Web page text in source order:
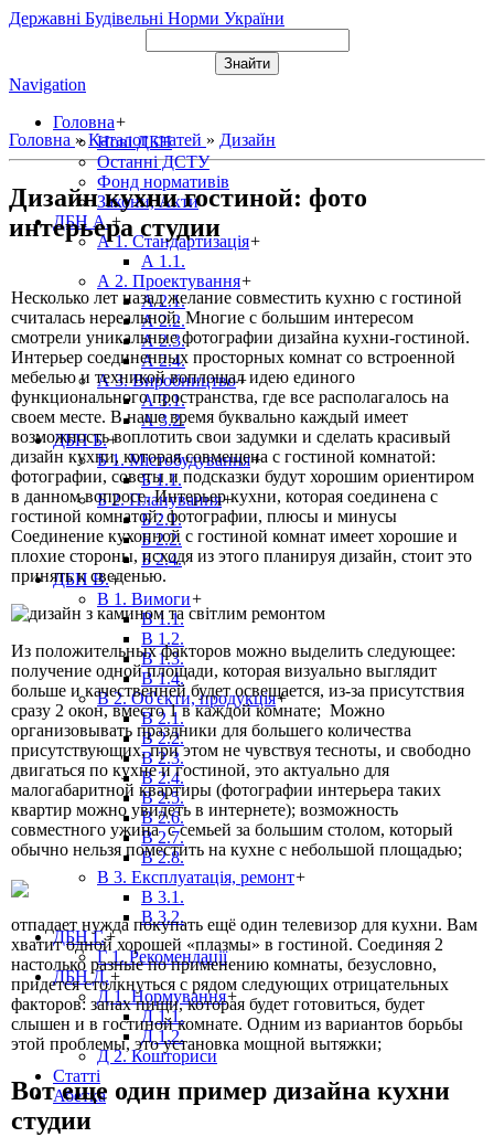
Державні Будівельні Норми України
Navigation
Головна+
Нові ДБН
Останні ДСТУ
Фонд нормативів
Закони, Акти
ДБН А.+
А 1. Стандартизація+
А 1.1.
А 2. Проектування+
А 2.1.
А 2.2.
А 2.3.
А 2.4.
А 3. Виробництво+
А 3.1.
А 3.2.
ДБН Б.+
Б 1. Містобудування+
Б 1.1.
Б 2. Планування+
Б 2.1.
Б 2.2.
Б 2.4.
ДБН В.+
В 1. Вимоги+
В 1.1.
В 1.2.
В 1.3.
В 1.4.
В 2. Об'єкти, продукція+
В 2.1.
В 2.2.
В 2.3.
В 2.4.
В 2.5.
В 2.6.
В 2.7.
В 2.8.
В 3. Експлуатація, ремонт+
В 3.1.
В 3.2.
ДБН Г.+
Г 1. Рекомендації
ДБН Д.+
Д 1. Нормування+
Д 1.1.
Д 1.2.
Д 2. Кошториси
Статті
Абетка
Головна » Каталог статей » Дизайн
Дизайн кухни гостиной: фото
интерьера студии
Несколько лет назад желание совместить кухню с гостиной
считалась нереальной. Многие с большим интересом
смотрели уникальные фотографии дизайна кухни-гостиной.
Интерьер соединенных просторных комнат со встроенной
мебелью и техникой воплощал идею единого
функционального пространства, где все располагалось на
своем месте. В наше время буквально каждый имеет
возможность воплотить свои задумки и сделать красивый
дизайн кухни, которая совмещена с гостиной комнатой:
фотографии, советы и подсказки будут хорошим ориентиром
в данном вопросе. Интерьер кухни, которая соединена с
гостиной комнатой: фотографии, плюсы и минусы
Соединение кухонной с гостиной комнат имеет хорошие и
плохие стороны, исходя из этого планируя дизайн, стоит это
принять к сведенью.
Из положительных факторов можно выделить следующее:
получение одной площади, которая визуально выглядит
больше и качественней будет освещается, из-за присутствия
сразу 2 окон, вместо 1 в каждой комнате; Можно
организовывать праздники для большего количества
присутствующих, при этом не чувствуя тесноты, и свободно
двигаться по кухне и гостиной, это актуально для
малогабаритной квартиры (фотографии интерьера таких
квартир можно увидеть в интернете); возможность
совместного ужина с семьей за большим столом, который
обычно нельзя поместить на кухне с небольшой площадью;
отпадает нужда покупать ещё один телевизор для кухни. Вам
хватит одной хорошей «плазмы» в гостиной. Соединяя 2
настолько разные по применению комнаты, безусловно,
придется столкнуться с рядом следующих отрицательных
факторов: запах пищи, которая будет готовиться, будет
слышен и в гостиной комнате. Одним из вариантов борьбы
этой проблемы, это установка мощной вытяжки;
Вот еще один пример дизайна кухни
студии